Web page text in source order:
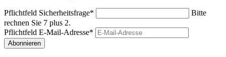
Pflichtfeld Sicherheitsfrage*
Bitte
rechnen Sie 7 plus 2.
Pflichtfeld E-Mail-Adresse*
Abonnieren